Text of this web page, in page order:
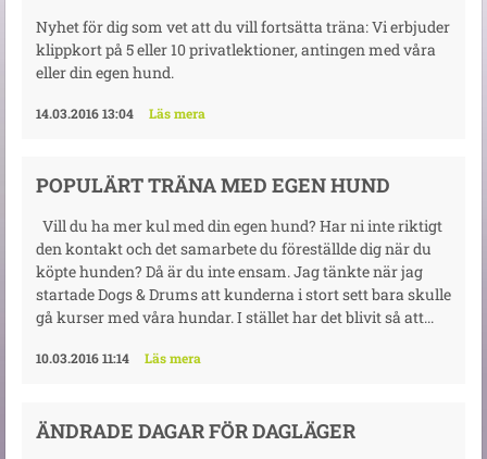
Nyhet för dig som vet att du vill fortsätta träna: Vi erbjuder
klippkort på 5 eller 10 privatlektioner, antingen med våra
eller din egen hund.
14.03.2016 13:04 Läs mera
POPULÄRT TRÄNA MED EGEN HUND
Vill du ha mer kul med din egen hund? Har ni inte riktigt
den kontakt och det samarbete du föreställde dig när du
köpte hunden? Då är du inte ensam. Jag tänkte när jag
startade Dogs & Drums att kunderna i stort sett bara skulle
gå kurser med våra hundar. I stället har det blivit så att...
10.03.2016 11:14 Läs mera
ÄNDRADE DAGAR FÖR DAGLÄGER